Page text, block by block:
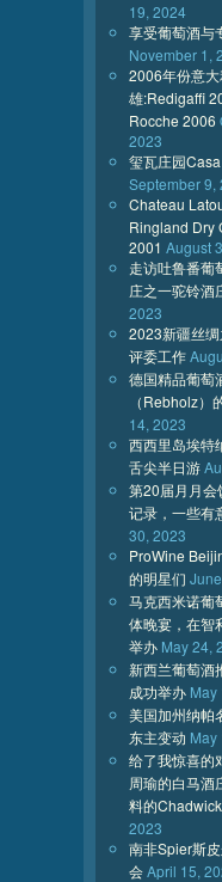
19, 2024
享受葡萄酒与
November 1,
2006年份意大
雄:Redigaffi
Rocche 2006
2023
玺瓦庄园
September 9,
Chateau
Ringland Dry
2001 August
走访吐鲁番葡
庄之一驼铃酒
2023
2023新疆丝
评委工作
德国精品葡萄
（Rebholz）
14, 2023
西西里岛埃特
舌尖半日游
第20届月月会
记录，一些有
30, 2023
ProWine
的明星们
马克西米诺葡
体晚宴，在智
举办 May 24,
新西兰葡萄酒
成功举办 May
美国加州纳帕
东主变动 May
给了我惊喜的
周瑜的白马酒
料的
2023
南非Spier斯
会April 15,